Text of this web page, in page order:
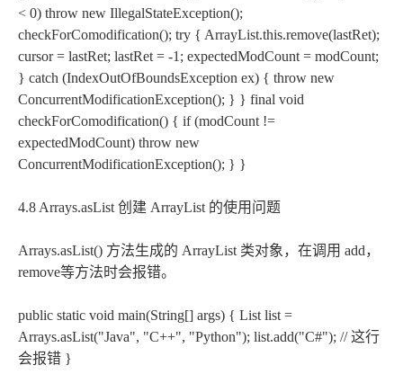
< 0) throw new IllegalStateException();
checkForComodification(); try { ArrayList.this.remove(lastRet);
cursor = lastRet; lastRet = -1; expectedModCount = modCount;
} catch (IndexOutOfBoundsException ex) { throw new
ConcurrentModificationException(); } } final void
checkForComodification() { if (modCount !=
expectedModCount) throw new
ConcurrentModificationException(); } }
4.8 Arrays.asList 创建 ArrayList 的使用问题
Arrays.asList() 方法生成的 ArrayList 类对象，在调用 add，
remove等方法时会报错。
public static void main(String[] args) { List list =
Arrays.asList("Java", "C++", "Python"); list.add("C#"); // 这行
会报错 }